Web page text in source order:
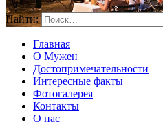
Найти:
Главная
О Мужен
Достопримечательности
Интересные факты
Фотогалерея
Контакты
О нас